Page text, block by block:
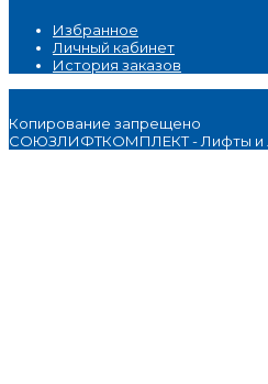
Избранное
Личный кабинет
История заказов
Копирование запрещено
СОЮЗЛИФТКОМПЛЕКТ - Лифты и